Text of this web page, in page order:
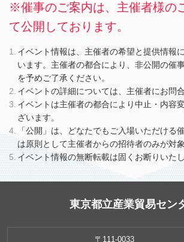
※催事のご案内は、主催者様の
て公開しております。
イベント情報は、主催者の希望と提供情報
います。主催者の都合により、非公開の催
を予めご了承ください。
イベントの詳細については、主催者にお問
イベントは主催者の都合により中止・内容
ざいます。
「公開」は、どなたでもご入場いただける
は原則として主催者からの招待者のみが対
イベント情報の無断転載は固くお断りいたし
東京都立産業貿易セン
〒111-0033